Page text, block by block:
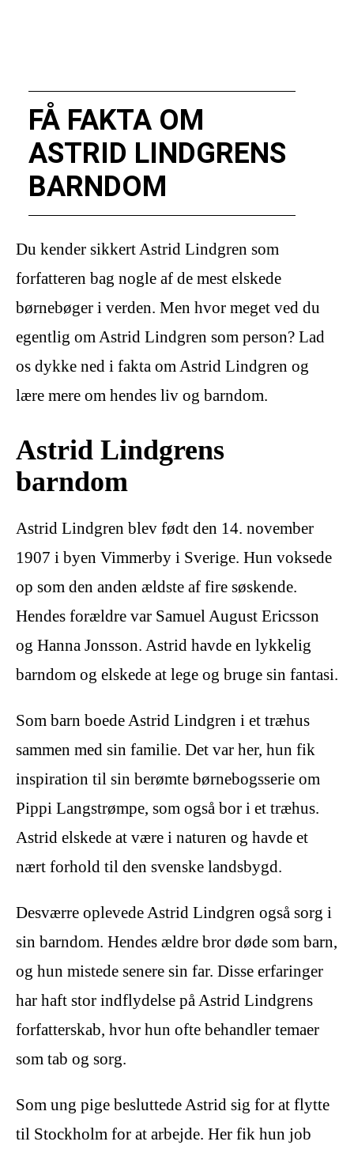
FÅ FAKTA OM
ASTRID LINDGRENS
BARNDOM
Du kender sikkert Astrid Lindgren som
forfatteren bag nogle af de mest elskede
børnebøger i verden. Men hvor meget ved du
egentlig om Astrid Lindgren som person? Lad
os dykke ned i fakta om Astrid Lindgren og
lære mere om hendes liv og barndom.
Astrid Lindgrens
barndom
Astrid Lindgren blev født den 14. november
1907 i byen Vimmerby i Sverige. Hun voksede
op som den anden ældste af fire søskende.
Hendes forældre var Samuel August Ericsson
og Hanna Jonsson. Astrid havde en lykkelig
barndom og elskede at lege og bruge sin fantasi.
Som barn boede Astrid Lindgren i et træhus
sammen med sin familie. Det var her, hun fik
inspiration til sin berømte børnebogsserie om
Pippi Langstrømpe, som også bor i et træhus.
Astrid elskede at være i naturen og havde et
nært forhold til den svenske landsbygd.
Desværre oplevede Astrid Lindgren også sorg i
sin barndom. Hendes ældre bror døde som barn,
og hun mistede senere sin far. Disse erfaringer
har haft stor indflydelse på Astrid Lindgrens
forfatterskab, hvor hun ofte behandler temaer
som tab og sorg.
Som ung pige besluttede Astrid sig for at flytte
til Stockholm for at arbejde. Her fik hun job